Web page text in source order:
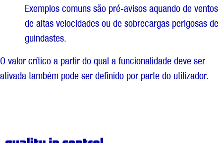
Exemplos comuns são pré-avisos aquando de ventos
de altas velocidades ou de sobrecargas perigosas de
guindastes.
O valor crítico a partir do qual a funcionalidade deve ser
ativada também pode ser definido por parte do utilizador.